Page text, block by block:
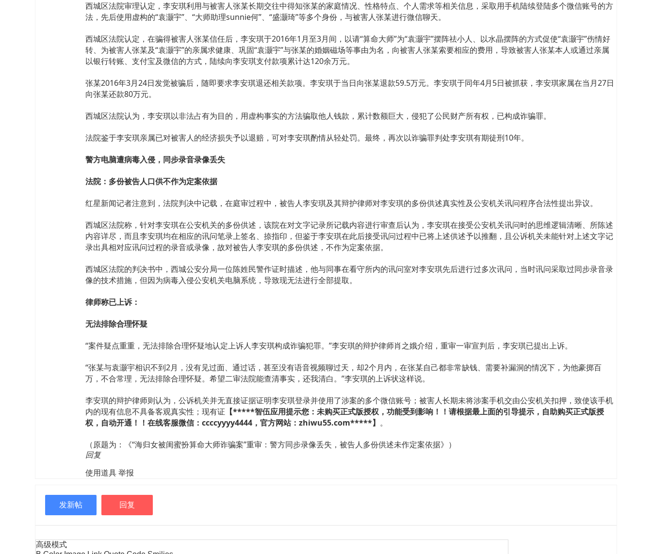
西城区法院审理认定，李安琪利用与被害人张某长期交往中得知张某的家庭情况、性格特点、个人需求等相关信息，采取用手机陆续登陆多个微信账号的方
法，先后使用虚构的“袁灏宇”、“大师助理sunnie何”、“盛灏琦”等多个身份，与被害人张某进行微信聊天。
西城区法院认定，在骗得被害人张某信任后，李安琪于2016年1月至3月间，以请“算命大师”为“袁灏宇”摆阵祛小人、以水晶摆阵的方式促使“袁灏宇”伤情好
转、为被害人张某及“袁灏宇”的亲属求健康、巩固“袁灏宇”与张某的婚姻磁场等事由为名，向被害人张某索要相应的费用，导致被害人张某本人或通过亲属
以银行转账、支付宝及微信的方式，陆续向李安琪支付款项累计达120余万元。
张某2016年3月24日发觉被骗后，随即要求李安琪退还相关款项。李安琪于当日向张某退款59.5万元。李安琪于同年4月5日被抓获，李安琪家属在当月27日
向张某还款80万元。
西城区法院认为，李安琪以非法占有为目的，用虚构事实的方法骗取他人钱款，累计数额巨大，侵犯了公民财产所有权，已构成诈骗罪。
法院鉴于李安琪亲属已对被害人的经济损失予以退赔，可对李安琪酌情从轻处罚。最终，再次以诈骗罪判处李安琪有期徒刑10年。
警方电脑遭病毒入侵，同步录音录像丢失
法院：多份被告人口供不作为定案依据
红星新闻记者注意到，法院判决中记载，在庭审过程中，被告人李安琪及其辩护律师对李安琪的多份供述真实性及公安机关讯问程序合法性提出异议。
西城区法院称，针对李安琪在公安机关的多份供述，该院在对文字记录所记载内容进行审查后认为，李安琪在接受公安机关讯问时的思维逻辑清晰、所陈述
内容详尽，而且李安琪均在相应的讯问笔录上签名、捺指印，但鉴于李安琪在此后接受讯问过程中已将上述供述予以推翻，且公诉机关未能针对上述文字记
录出具相对应讯问过程的录音或录像，故对被告人李安琪的多份供述，不作为定案依据。
西城区法院的判决书中，西城公安分局一位陈姓民警作证时描述，他与同事在看守所内的讯问室对李安琪先后进行过多次讯问，当时讯问采取过同步录音录
像的技术措施，但因为病毒入侵公安机关电脑系统，导致现无法进行全部提取。
律师称已上诉：
无法排除合理怀疑
“案件疑点重重，无法排除合理怀疑地认定上诉人李安琪构成诈骗犯罪。”李安琪的辩护律师肖之娥介绍，重审一审宣判后，李安琪已提出上诉。
“张某与袁灏宇相识不到2月，没有见过面、通过话，甚至没有语音视频聊过天，却2个月内，在张某自己都非常缺钱、需要补漏洞的情况下，为他豪掷百
万，不合常理，无法排除合理怀疑。希望二审法院能查清事实，还我清白。”李安琪的上诉状这样说。
李安琪的辩护律师则认为，公诉机关并无直接证据证明李安琪登录并使用了涉案的多个微信账号；被害人长期未将涉案手机交由公安机关扣押，致使该手机
内的现有信息不具备客观真实性；现有证 【*****智伍应用提示您：未购买正式版授权，功能受到影响！！请根据最上面的引导提示，自助购买正式版授
权，自动开通！！在线客服微信：ccccyyyy4444，官方网站：zhiwu55.com*****】 。
（原题为：《“海归女被闺蜜扮算命大师诈骗案”重审：警方同步录像丢失，被告人多份供述未作定案依据》）
回复
使用道具 举报
发新帖 回复
高级模式